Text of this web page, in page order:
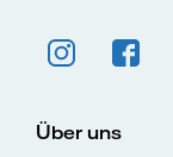
Über uns